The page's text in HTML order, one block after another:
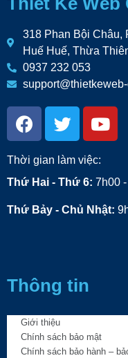
318 Phan Bội Châu,
Huế Huế, Thừa
0937 232 053
Thời gian làm việc:
Thứ Hai - Thứ 6: 7h00
Thứ Bảy - Chủ Nhật:
Thông tin
Giới thiệu
Chính sách bảo mật
Chính sách bảo hành –